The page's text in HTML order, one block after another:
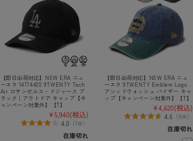
【即日出荷対応】NEW ERA ニュ
ーエラ 14774420 9TWENTY Tech
Air ロサンゼルス・ドジャース ブ
ラック｜アウトドア キャップ【キ
ャンペーン対象外】【T】
¥5,940(税込)
4.0 （1件）
在庫切れ
【即日出荷対応】NEW ERA ニュ
ーエラ 9TWENTY Emblem Logo
アシッドウォッシュ バイザー キャ
ップ【キャンペーン対象外】【T】
¥4,620(税込)
4.6 （8件）
在庫切れ